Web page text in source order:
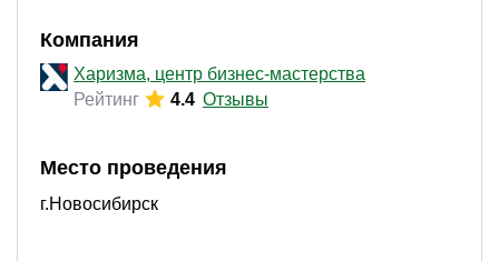
Компания
Харизма, центр бизнес-мастерства
Рейтинг
4.4 Отзывы
Место проведения
г.Новосибирск